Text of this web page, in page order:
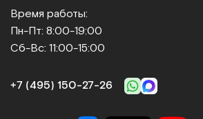
Время работы:
Пн-Пт: 8:00-19:00
Сб-Вс: 11:00-15:00
+7 (495) 150‑27‑26